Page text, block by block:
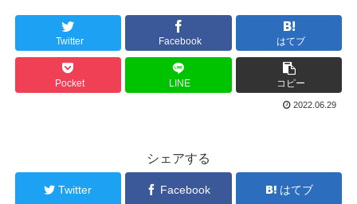
Twitter Facebook はてブ
Pocket LINE コピー
2022.06.29
シェアする
Twitter Facebook はてブ